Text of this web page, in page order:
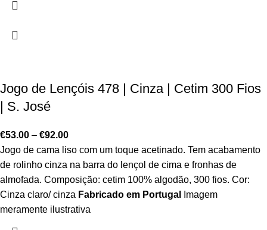
Jogo de Lençóis 478 | Cinza | Cetim 300 Fios
| S. José
€53.00 – €92.00
Jogo de cama liso com um toque acetinado. Tem acabamento
de rolinho cinza na barra do lençol de cima e fronhas de
almofada. Composição: cetim 100% algodão, 300 fios. Cor:
Cinza claro/ cinza Fabricado em Portugal
Imagem
meramente ilustrativa